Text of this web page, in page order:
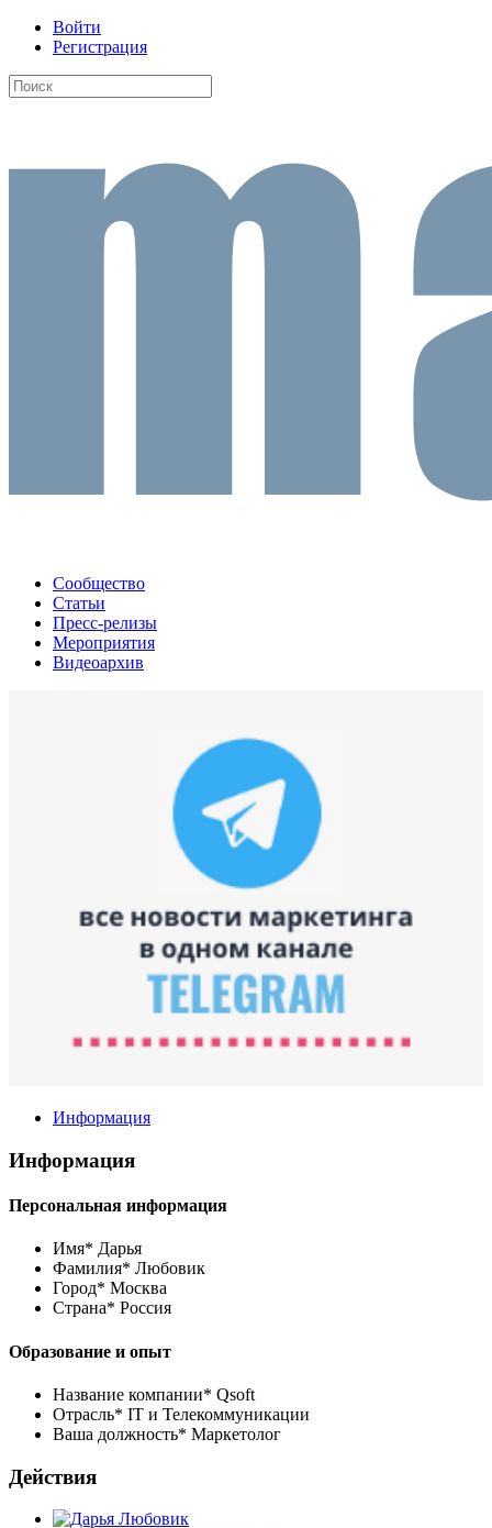
Войти
Регистрация
Сообщество
Статьи
Пресс-релизы
Мероприятия
Видеоархив
Информация
Информация
Персональная информация
Имя* Дарья
Фамилия* Любовик
Город* Москва
Страна* Россия
Образование и опыт
Название компании* Qsoft
Отрасль* IT и Телекоммуникации
Ваша должность* Маркетолог
Действия